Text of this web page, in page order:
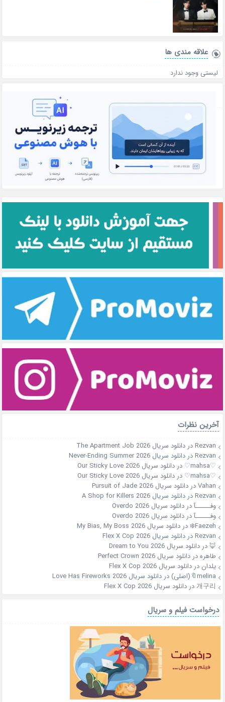
علاقه‌ مندی ها
لیستی وجود ندارد
آخرین نظرات
Rezvanدردانلود سریال The Apartment Job 2026
Rezvanدردانلود سریال Never-Ending Summer 2026
♡mahsa♡
دردانلود سریال Our Sticky Love 2026
♡mahsa♡
دردانلود سریال Our Sticky Love 2026
Vahanدردانلود سریال Pursuit of Jade 2026
Rezvanدردانلود سریال A Shop for Killers 2026
وفــــــآدردانلود سریال Overdo 2026
وفــــــآدردانلود سریال Overdo 2026
Faezeh❄️
دردانلود سریال My Bias, My Boss 2026
Rezvanدردانلود سریال Flex X Cop 2026
🦊دردانلود سریال Dream to You 2026
طاهرهدردانلود سریال Perfect Crown 2026
یلدان دردانلود سریال Flex X Cop 2026
melina🔖(اصلی)
دردانلود سریال Love Has Fireworks 2026
개구리دردانلود سریال Flex X Cop 2026
درخواست فیلم و سریال